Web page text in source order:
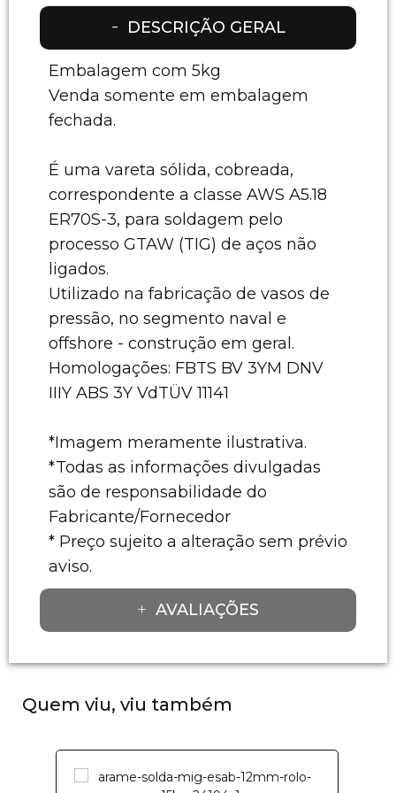
DESCRIÇÃO GERAL
Embalagem com 5kg
Venda somente em embalagem
fechada.
É uma vareta sólida, cobreada,
correspondente a classe AWS A5.18
ER70S-3, para soldagem pelo
processo GTAW (TIG) de aços não
ligados.
Utilizado na fabricação de vasos de
pressão, no segmento naval e
offshore - construção em geral.
Homologações: FBTS BV 3YM DNV
IIIY ABS 3Y VdTÜV 11141
*Imagem meramente ilustrativa.
*Todas as informações divulgadas
são de responsabilidade do
Fabricante/Fornecedor
* Preço sujeito a alteração sem prévio
aviso.
AVALIAÇÕES
Quem viu, viu também